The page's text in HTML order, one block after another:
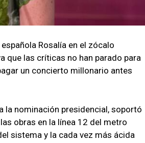
Rosalía en el zócalo
que las críticas no han parado para
un concierto millonario antes
la nominación presidencial, soportó
obras en la línea 12 del metro
sistema y la cada vez más ácida